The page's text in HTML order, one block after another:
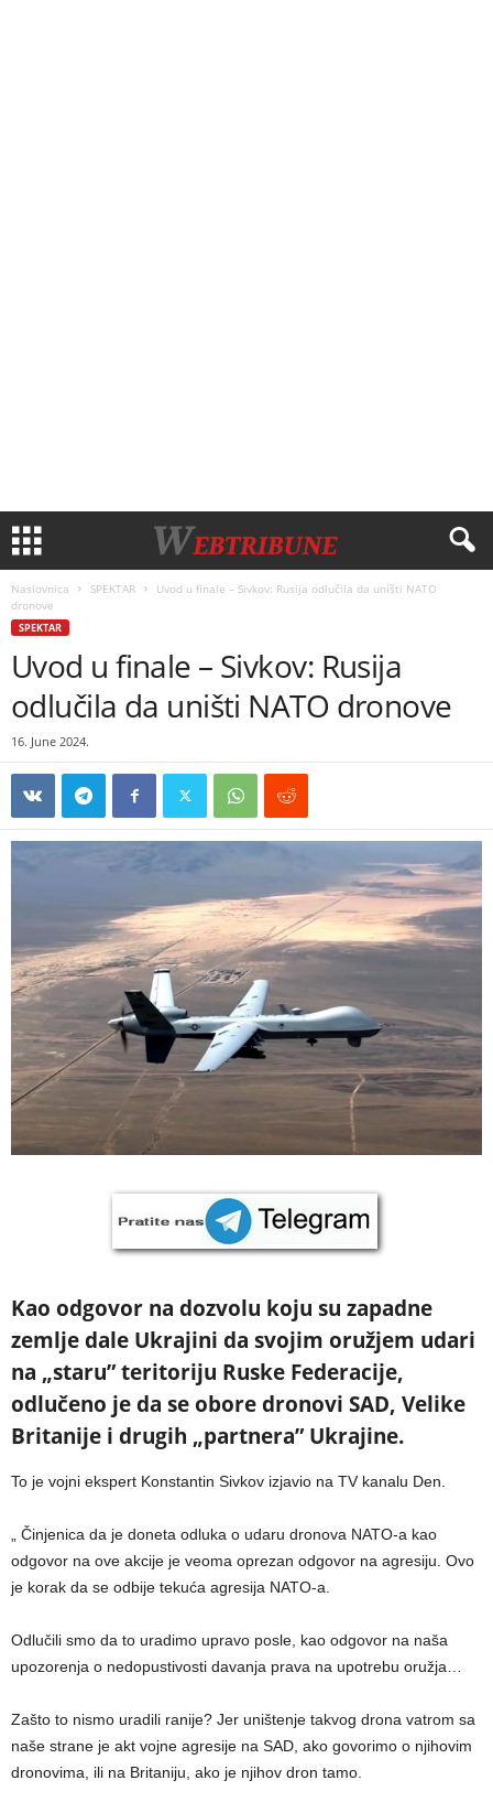
Naslovnica SPEKTAR
Uvod u finale – Sivkov: Rusija odlučila da uništi NATO
dronove
SPEKTAR
Uvod u finale – Sivkov: Rusija
odlučila da uništi NATO dronove
16. June 2024.
Kao odgovor na dozvolu koju su zapadne
zemlje dale Ukrajini da svojim oružjem udari
na „staru” teritoriju Ruske Federacije,
odlučeno je da se obore dronovi SAD, Velike
Britanije i drugih „partnera” Ukrajine.
To je vojni ekspert Konstantin Sivkov izjavio na TV kanalu Den.
„ Činjenica da je doneta odluka o udaru dronova NATO-a kao
odgovor na ove akcije je veoma oprezan odgovor na agresiju. Ovo
je korak da se odbije tekuća agresija NATO-a.
Odlučili smo da to uradimo upravo posle, kao odgovor na naša
upozorenja o nedopustivosti davanja prava na upotrebu oružja…
Zašto to nismo uradili ranije? Jer uništenje takvog drona vatrom sa
naše strane je akt vojne agresije na SAD, ako govorimo o njihovim
dronovima, ili na Britaniju, ako je njihov dron tamo.